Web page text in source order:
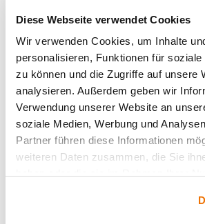
Diese Webseite verwendet Cookies
Wir verwenden Cookies, um Inhalte
personalisieren, Funktionen für soziale
zu können und die Zugriffe auf unsere
analysieren. Außerdem geben wir
Verwendung unserer Website an
soziale Medien, Werbung und
Partner führen diese Informationen
weiteren Daten zusammen, die Sie